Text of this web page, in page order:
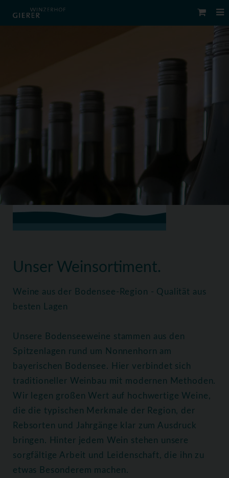
Unser Weinsortiment.
Weine aus der Bodensee-Region - Qualität aus
besten Lagen
Unsere Bodenseeweine stammen aus den
Spitzenlagen rund um Nonnenhorn am
bayerischen Bodensee. Hier verbindet sich
traditioneller Weinbau mit modernen Methoden.
Wir legen großen Wert auf hochwertige Weine,
die die typischen Merkmale der Region, der
Rebsorten und Jahrgänge klar zum Ausdruck
bringen. Hinter jedem Wein stehen unsere
sorgfältige Arbeit und Leidenschaft, die ihn zu
etwas Besonderem machen.